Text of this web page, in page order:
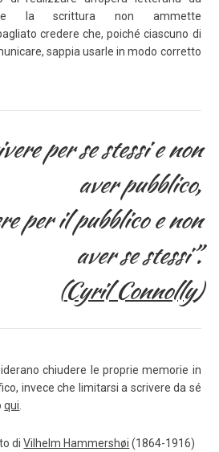
la scrittura non ammette
credere che, poiché ciascuno di
sappia usarle in modo corretto
per se stessi e non
aver pubblico,
per il pubblico e non
aver se stessi”.
(Cyril Connolly)
chiudere le proprie memorie in
invece che limitarsi a scrivere da sé
qui.
diVilhelm Hammershøi (1864-1916)